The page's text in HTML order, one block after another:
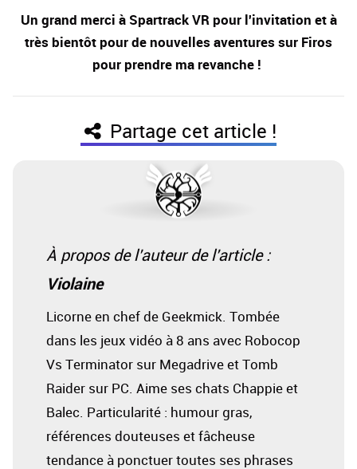
Un grand merci à Spartrack VR pour l'invitation et à
très bientôt pour de nouvelles aventures sur Firos
pour prendre ma revanche !
Partage cet article !
À propos de l'auteur de l'article :
Violaine
Licorne en chef de Geekmick. Tombée
dans les jeux vidéo à 8 ans avec Robocop
Vs Terminator sur Megadrive et Tomb
Raider sur PC. Aime ses chats Chappie et
Balec. Particularité : humour gras,
références douteuses et fâcheuse
tendance à ponctuer toutes ses phrases